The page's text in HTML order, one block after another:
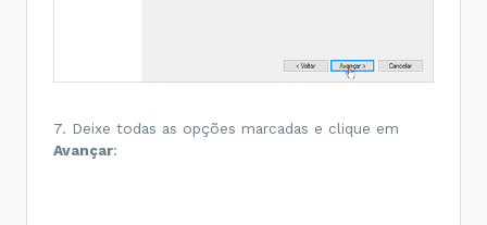
7. Deixe todas as opções marcadas e clique em
Avançar: